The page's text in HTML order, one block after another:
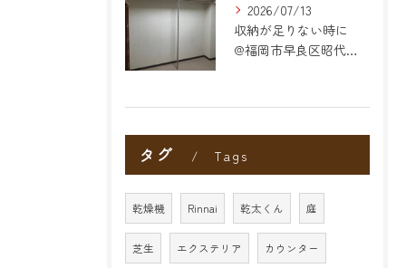
2026/07/13
収納が足りない時に
@福岡市早良区昭代のリフォーム
タグ Tags
乾燥機 Rinnai 乾太くん 庭
芝生 エクステリア カウンター